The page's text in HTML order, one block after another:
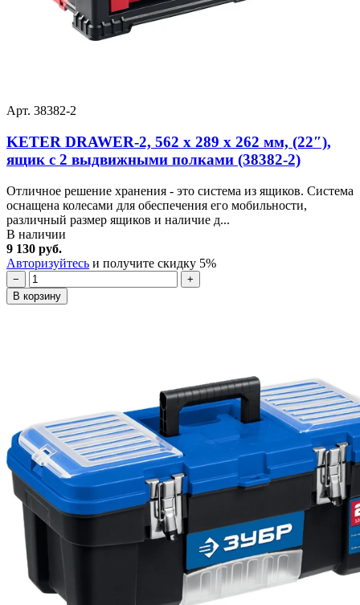
Арт. 38382-2
KETER DRAWER-2, 562 х 289 х 262 мм, (22″),
ящик с 2 выдвижными полками (38382-2)
Отличное решение хранения - это система из ящиков. Система
оснащена колесами для обеспечения его мобильности,
различный размер ящиков и наличие д...
В наличии
9 130 руб.
Авторизуйтесь и получите скидку 5%
−
+
В корзину